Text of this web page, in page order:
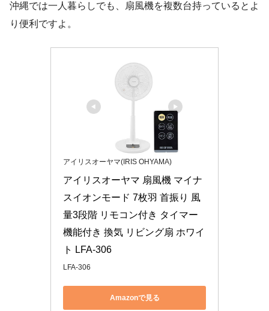
沖縄では一人暮らしでも、扇風機を複数台持っているとよ
り便利ですよ。
アイリスオーヤマ(IRIS OHYAMA)
アイリスオーヤマ 扇風機 マイナ
スイオンモード 7枚羽 首振り 風
量3段階 リモコン付き タイマー
機能付き 換気 リビング扇 ホワイ
ト LFA-306
LFA-306
Amazonで見る